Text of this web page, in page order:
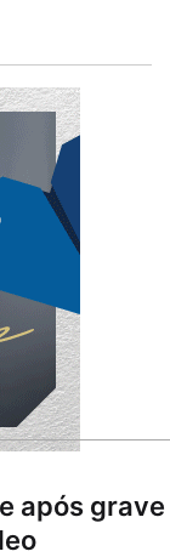
após grave